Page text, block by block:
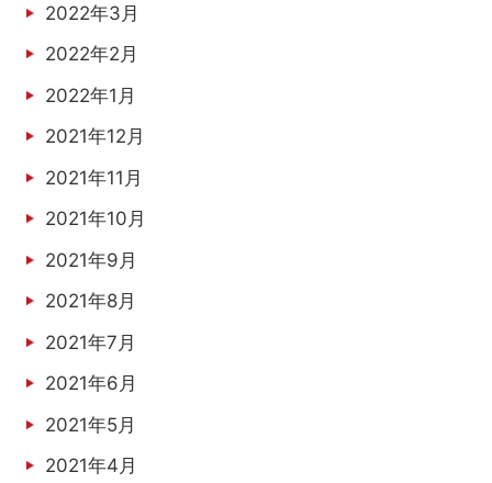
2022年3月
2022年2月
2022年1月
2021年12月
2021年11月
2021年10月
2021年9月
2021年8月
2021年7月
2021年6月
2021年5月
2021年4月